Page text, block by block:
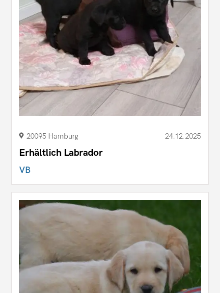
20095 Hamburg 24.12.2025
Erhältlich Labrador
VB